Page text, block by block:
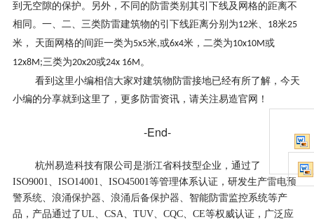
到无空隙的保护。另外，不同的防雷类别其引下线及网格的距离不
相同。一、二、三类防雷建筑物的引下线距离分别为12米、 18米25
米， 天面网格的间距一类为5x5米,或6x4米，二类为10x10M或
12x8M;三类为20x20或24x 16M。
看到这里小编相信大家对建筑物防雷接地已经有所了解，今天
小编的分享就到这里了，更多防雷资讯，请关注易造官网！
-End-
杭州易造科技有限公司是浙江省科技型企业，通过了
ISO9001、ISO14001、ISO45001等管理体系认证，研发生产雷电预
警系统、 浪涌保护器、 浪涌后备保护器、智能防雷监控系统等产
品，产品通过了UL、CSA、TUV、CQC、CE等权威认证，⼴泛应